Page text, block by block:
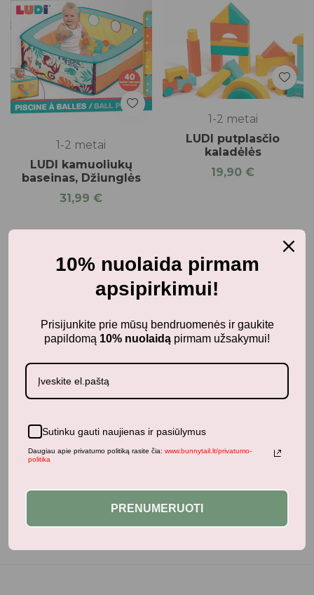
1-2 metai
LUDI kamuoliukų
baseinas, Džiunglės
31,99€
1-2 metai
LUDI putplasčio
kaladėlės
19,90€
10% nuolaida pirmam
apsipirkimui!
Prisijunkite prie mūsų bendruomenės ir gaukite
papildomą 10% nuolaidą pirmam užsakymui!
Sutinku gauti naujienas ir pasiūlymus
Daugiau apie privatumo politiką rasite čia: www.bunnytail.lt/privatumo-
politika
PRENUMERUOTI